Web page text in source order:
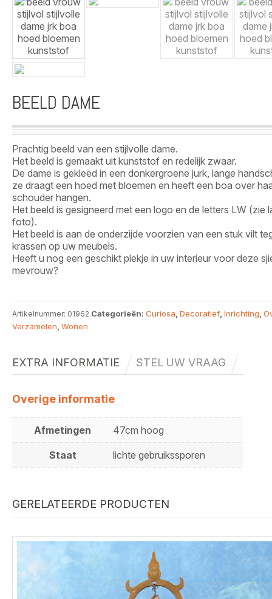
BEELD DAME
Prachtig beeld van een stijlvolle dame.
Het beeld is gemaakt uit kunststof en redelijk zwaar.
De dame is gekleed in een donkergroene jurk, lange
ze draagt een hoed met bloemen en heeft een boa over
schouder hangen.
Het beeld is gesigneerd met een logo en de letters LW (zie
foto).
Het beeld is aan de onderzijde voorzien van een stuk vilt
krassen op uw meubels.
Heeft u nog een geschikt plekje in uw interieur voor deze
mevrouw?
Artikelnummer: 01962 Categorieën: Curiosa Decoratief Inrichting
Verzamelen Wonen
EXTRA INFORMATIE STEL UW VRAAG
Overige informatie
Afmetingen 47cm hoog
Staat lichte gebruikssporen
GERELATEERDE PRODUCTEN